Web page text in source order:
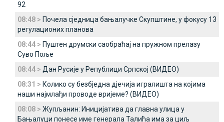
92
08:48 > Почела сједница бањалучке Скупштине, у фокусу 13
регулационих планова
08:44 > Пуштен друмски саобраћај на пружном прелазу
Суво Поље
08:44 > Дан Русије у Републици Српској (ВИДЕО)
08:31 > Колико су безбједна дјечија игралишта на којима
наши најмлађи проводе вријеме? (ВИДЕО)
08:08 > Жупљанин: Иницијатива да главна улица у
Бањалуци понесе име генерала Талића има за циљ